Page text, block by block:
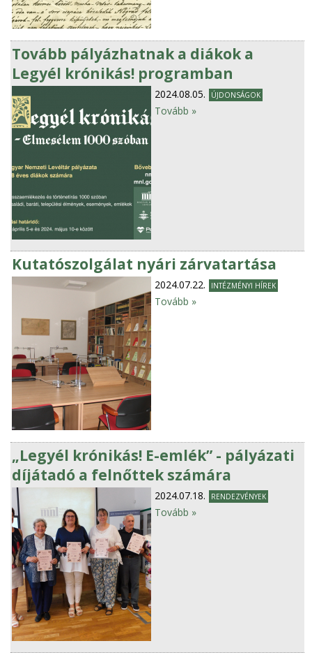
Tovább pályázhatnak a diákok a
Legyél krónikás! programban
2024.08.05. ÚJDONSÁGOK
Tovább »
Kutatószolgálat nyári zárvatartása
2024.07.22. INTÉZMÉNYI HÍREK
Tovább »
„Legyél krónikás! E-emlék” - pályázati
díjátadó a felnőttek számára
2024.07.18. RENDEZVÉNYEK
Tovább »